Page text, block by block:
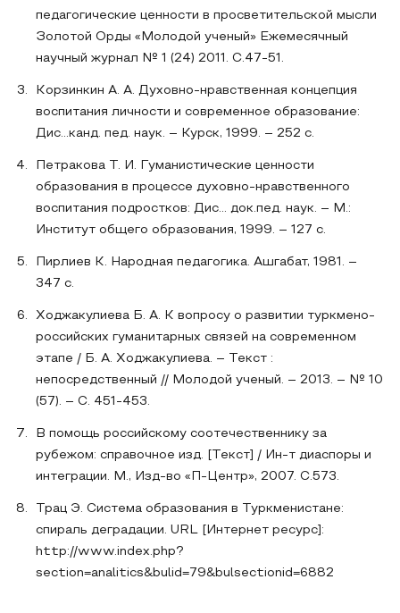
педагогические ценности в просветительской мысли
Золотой Орды «Молодой ученый» Ежемесячный
научный журнал № 1 (24) 2011. С.47-51.
Корзинкин А. А. Духовно-нравственная концепция
воспитания личности и современное образование:
Дис…канд. пед. наук. – Курск, 1999. – 252 с.
Петракова Т. И. Гуманистические ценности
образования в процессе духовно-нравственного
воспитания подростков: Дис... док.пед. наук. – М.:
Институт общего образования, 1999. – 127 с.
Пирлиев К. Народная педагогика. Ашгабат, 1981. –
347 с.
Ходжакулиева Б. А. К вопросу о развитии туркмено-
российских гуманитарных связей на современном
этапе / Б. А. Ходжакулиева. – Текст :
непосредственный // Молодой ученый. – 2013. – № 10
(57). – С. 451-453.
В помощь российскому соотечественнику за
рубежом: справочное изд. [Текст] / Ин-т диаспоры и
интеграции. М., Изд-во «П-Центр», 2007. С.573.
Трац Э. Система образования в Туркменистане:
спираль деградации. URL [Интернет ресурс]:
http://www.index.php?
section=analitics&bulid=79&bulsectionid=6882